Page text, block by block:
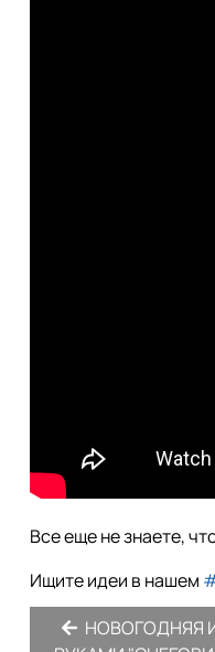
Все еще не знаете,
Ищите идеи в нашем
НОВОГОДНЯЯ